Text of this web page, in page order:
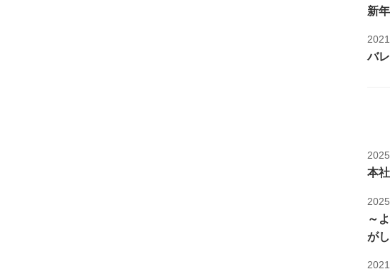
新
バ
本
～
が